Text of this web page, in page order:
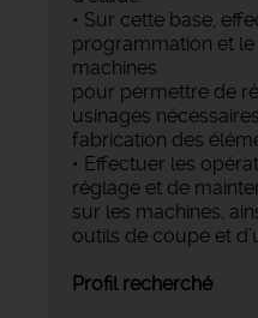
• Sur cette base,
programmation et
machines
pour permettre de
usinages
fabrication des
• Effectuer les
réglage et de
sur les machines,
outils de coupe et
Profil recherché